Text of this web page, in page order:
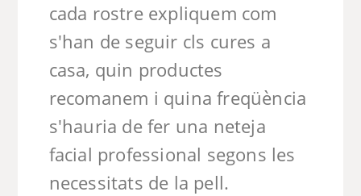
cada rostre expliquem com
s'han de seguir cls cures a
casa, quin productes
recomanem i quina freqüència
s'hauria de fer una neteja
facial professional segons les
necessitats de la pell.